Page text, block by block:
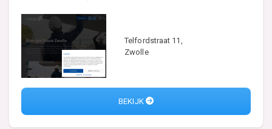
Telfordstraat 11,
Zwolle
BEKIJK